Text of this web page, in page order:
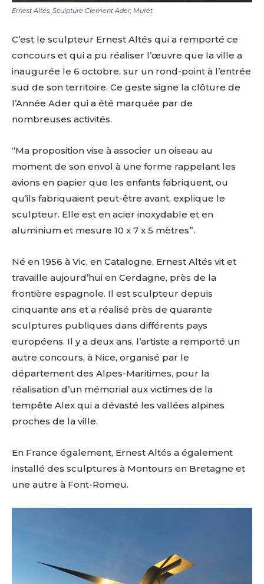
Ernest Altés, Sculpture Clement Ader, Muret
C’est le sculpteur Ernest Altés qui a remporté ce
concours et qui a pu réaliser l’œuvre que la ville a
inaugurée le 6 octobre, sur un rond-point à l’entrée
sud de son territoire. Ce geste signe la clôture de
l’Année Ader qui a été marquée par de
nombreuses activités.
“Ma proposition vise à associer un oiseau au
moment de son envol à une forme rappelant les
avions en papier que les enfants fabriquent, ou
qu’ils fabriquaient peut-être avant, explique le
sculpteur. Elle est en acier inoxydable et en
aluminium et mesure 10 x 7 x 5 mètres”.
Né en 1956 à Vic, en Catalogne, Ernest Altés vit et
travaille aujourd’hui en Cerdagne, près de la
frontière espagnole. Il est sculpteur depuis
cinquante ans et a réalisé près de quarante
sculptures publiques dans différents pays
européens. Il y a deux ans, l’artiste a remporté un
autre concours, à Nice, organisé par le
département des Alpes-Maritimes, pour la
réalisation d’un mémorial aux victimes de la
tempête Alex qui a dévasté les vallées alpines
proches de la ville.
En France également, Ernest Altés a également
installé des sculptures à Montours en Bretagne et
une autre à Font-Romeu.